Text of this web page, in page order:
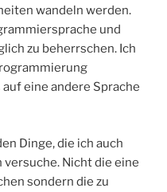
wandeln werden.
und
zu beherrschen. Ich
eine andere Sprache
Dinge, die ich auch
Nicht die eine
sondern die zu